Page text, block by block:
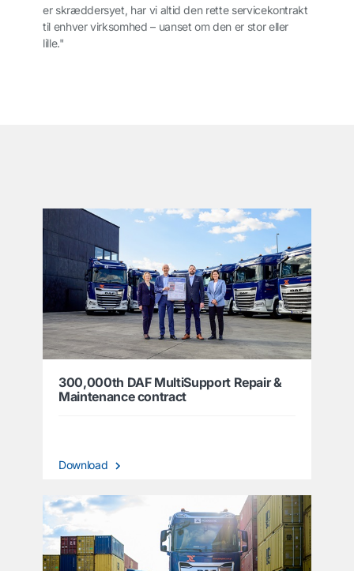
er skræddersyet, har vi altid den rette servicekontrakt
til enhver virksomhed – uanset om den er stor eller
lille."
300,000th DAF MultiSupport Repair &
Maintenance contract
Download